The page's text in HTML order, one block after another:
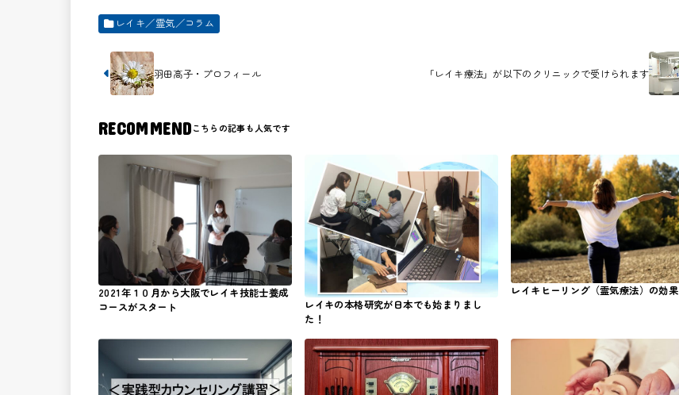
レイキ／霊気／コラム
羽田高子・プロフィール 「レイキ療法」が以下のクリニックで受けられます
RECOMMEND
2021年１０月から大阪でレイキ技能士養成
コースがスタート
レイキの本格研究が日本でも始まりまし
た！
レイキヒーリング（霊気療法）の効果